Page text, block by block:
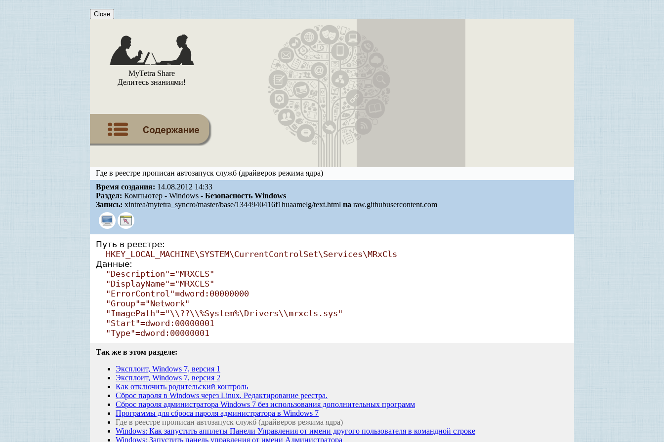
Close
MyTetra Share
Делитесь знаниями!
Где в реестре прописан автозапуск служб (драйверов режима ядра)
Время создания: 14.08.2012 14:33
Раздел: Компьютер - Windows - Безопасность Windows
Запись: xintrea/mytetra_syncro/master/base/1344940416f1huaamelg/text.html на raw.githubusercontent.com
Путь в реестре:
HKEY_LOCAL_MACHINE\SYSTEM\CurrentControlSet\Services\MRxCls
Данные:
"Description"="MRXCLS"
"DisplayName"="MRXCLS"
"ErrorControl"=dword:00000000
"Group"="Network"
"ImagePath"="\\??\\%System%\Drivers\\mrxcls.sys"
"Start"=dword:00000001
"Type"=dword:00000001
Так же в этом разделе:
Эксплоит, Windows 7, версия 1
Эксплоит, Windows 7, версия 2
Как отключить родительский контроль
Сброс пароля в Windows через Linux. Редактирование реестра.
Сброс пароля администратора Windows 7 без использования дополнительных программ
Программы для сброса пароля администратора в Windows 7
Где в реестре прописан автозапуск служб (драйверов режима ядра)
Windows: Как запустить апплеты Панели Управления от имени другого пользователя в командной строке
Windows: Запустить панель управления от имени Администратора